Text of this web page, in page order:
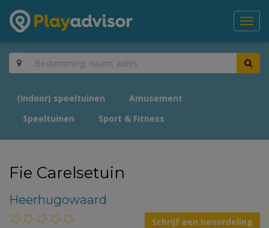
(Indoor) speeltuinen
Amusement
Speeltuinen
Sport & Fitness
Fie Carelsetuin
Heerhugowaard
Schrijf een beoordeling